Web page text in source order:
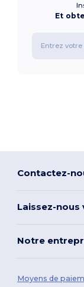
Et
Contactez-
Laissez-nous
Notre
Moyens de